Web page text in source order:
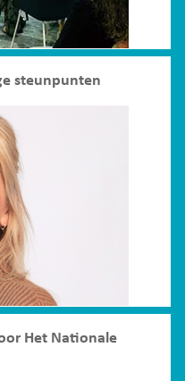
steunpunten
Het Nationale